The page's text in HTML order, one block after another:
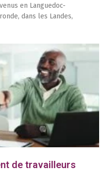
en Languedoc-
dans les Landes,
de travailleurs